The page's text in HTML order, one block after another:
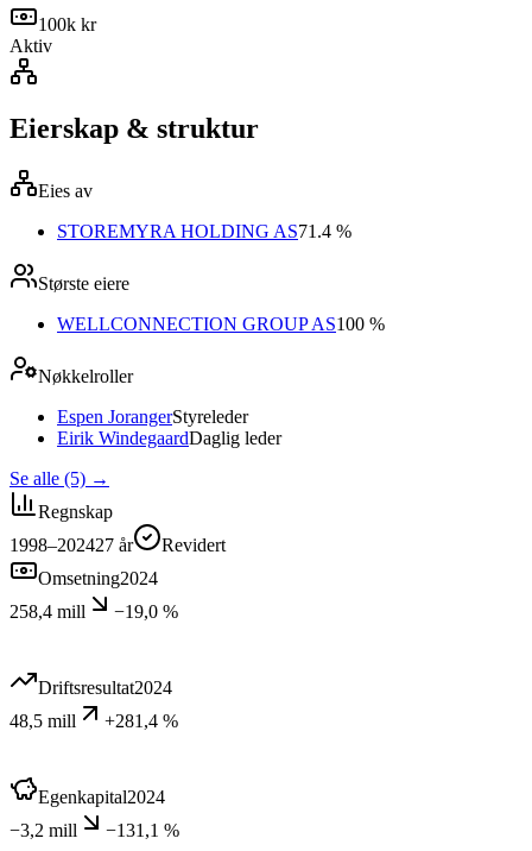
100k kr
Aktiv
Eierskap & struktur
Eies av
STOREMYRA HOLDING AS71.4 %
Største eiere
WELLCONNECTION GROUP AS100 %
Nøkkelroller
Espen JorangerStyreleder
Eirik WindegaardDaglig leder
Se alle (5) →
Regnskap
1998–202427 år
Revidert
Omsetning2024
258,4 mill
−19,0 %
Driftsresultat2024
48,5 mill
+281,4 %
Egenkapital2024
−3,2 mill
−131,1 %